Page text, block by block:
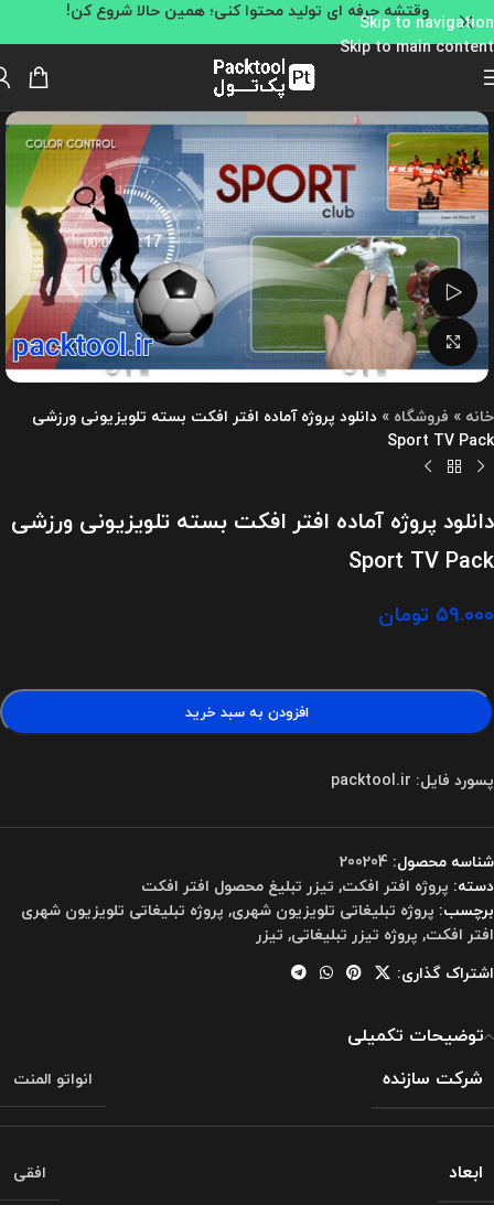
Skip to navigation
Skip to main content
وقتشه حرفه ای تولید محتوا کنی؛ همین حالا شروع کن!
تماشای ویدئو
بزرگنمایی تصویر
خانه » فروشگاه » دانلود پروژه آماده افتر افکت بسته تلویزیونی ورزشی
Sport TV Pack
دانلود پروژه آماده افتر افکت بسته تلویزیونی ورزشی
Sport TV Pack
۵۹.۰۰۰ تومان
افزودن به سبد خرید
پسورد فایل: packtool.ir
شناسه محصول: 200204
دسته: پروژه افتر افکت, تیزر تبلیغ محصول افتر افکت
برچسب: پروژه تبلیغاتی تلویزیون شهری, پروژه تبلیغاتی تلویزیون شهری
افتر افکت, پروژه تیزر تبلیغاتی, تیزر
اشتراک گذاری:
توضیحات تکمیلی
شرکت سازنده
انواتو المنت
ابعاد افقی